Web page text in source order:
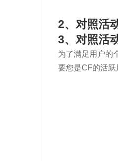
2、对照活
3、对照活
为了满足用户的
要您是CF的活跃